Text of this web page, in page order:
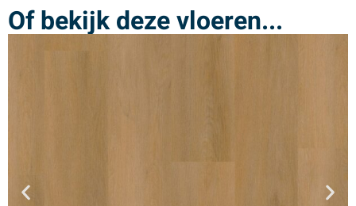
Of bekijk deze vloeren...